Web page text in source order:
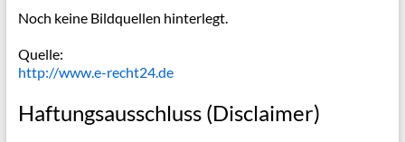
Noch keine Bildquellen hinterlegt.
Quelle:
http://www.e-recht24.de
Haftungsausschluss (Disclaimer)